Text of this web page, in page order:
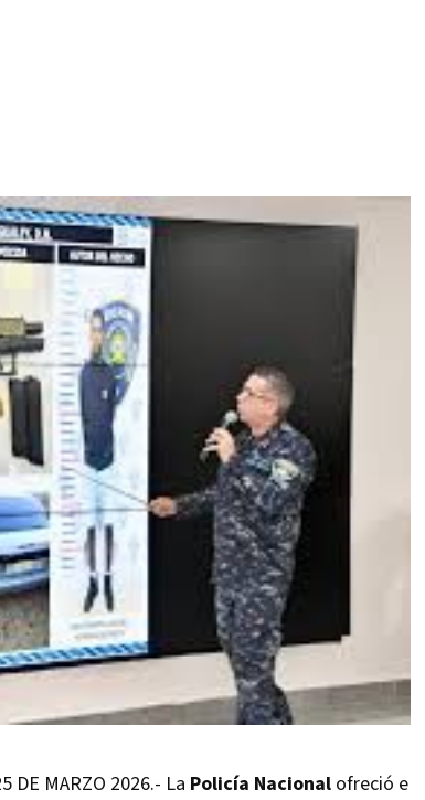
DE MARZO 2026.- La Policía Nacional ofreció e